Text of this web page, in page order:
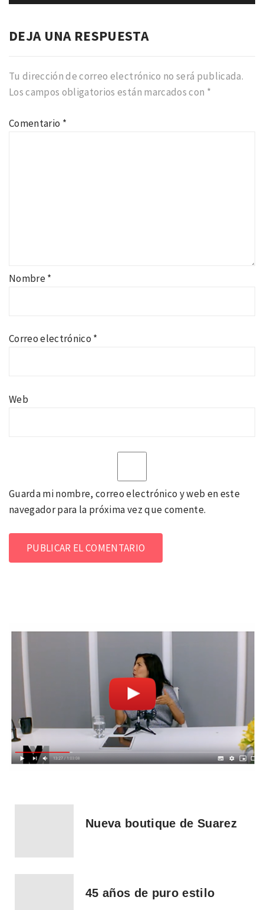
DEJA UNA RESPUESTA
Tu dirección de correo electrónico no será publicada.
Los campos obligatorios están marcados con *
Comentario *
Nombre*
Correo electrónico *
Web
Guarda mi nombre, correo electrónico y web en este
navegador para la próxima vez que comente.
Nueva boutique de Suarez
45 años de puro estilo